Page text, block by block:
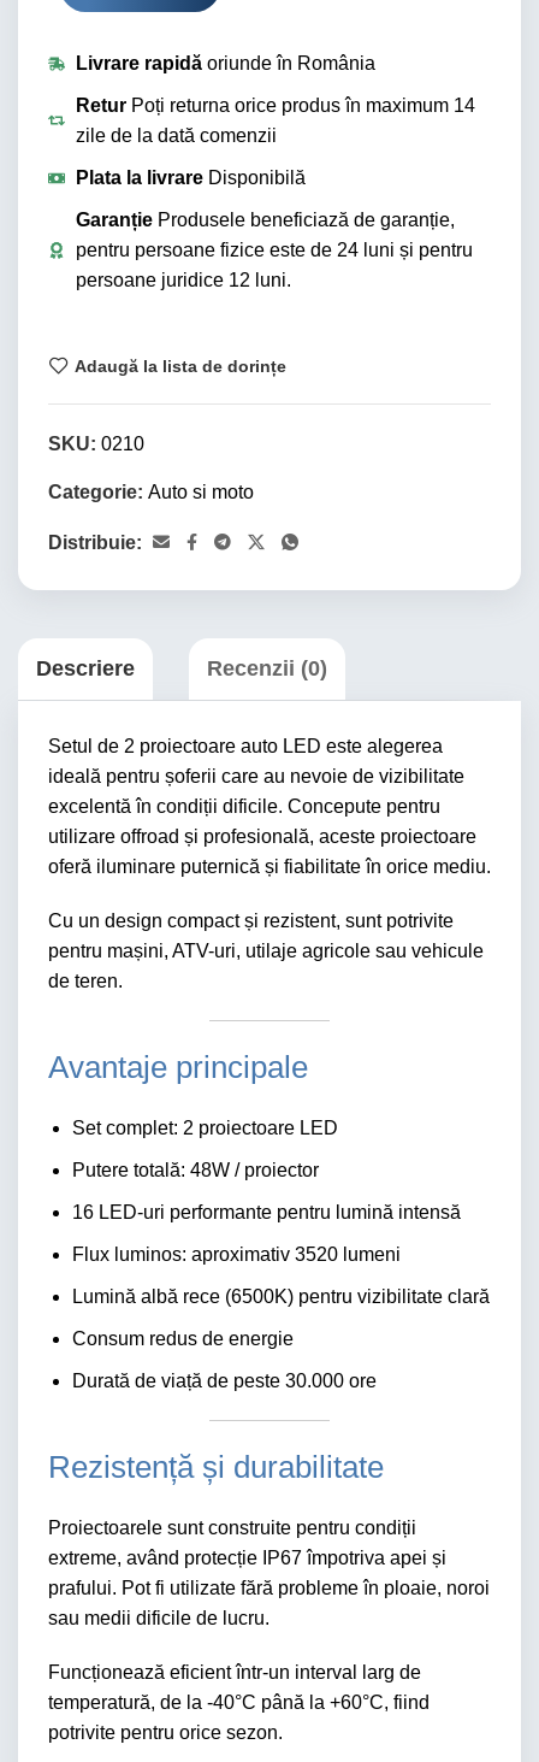
Livrare rapidăoriunde în România
ReturPoți returna orice produs în maximum 14
zile de la dată comenzii
Plata la livrareDisponibilă
Garanție Produsele beneficiază de garanție,
pentru persoane fizice este de 24 luni și pentru
persoane juridice 12 luni.
Adaugă la lista de dorințe
SKU: 0210
Categorie: Auto si moto
Distribuie:
Descriere Recenzii (0)
Setul de 2 proiectoare auto LED este alegerea
ideală pentru șoferii care au nevoie de vizibilitate
excelentă în condiții dificile. Concepute pentru
utilizare offroad și profesională, aceste proiectoare
oferă iluminare puternică și fiabilitate în orice mediu.
Cu un design compact și rezistent, sunt potrivite
pentru mașini, ATV-uri, utilaje agricole sau vehicule
de teren.
Avantaje principale
Set complet: 2 proiectoare LED
Putere totală: 48W / proiector
16 LED-uri performante pentru lumină intensă
Flux luminos: aproximativ 3520 lumeni
Lumină albă rece (6500K) pentru vizibilitate clară
Consum redus de energie
Durată de viață de peste 30.000 ore
Rezistență și durabilitate
Proiectoarele sunt construite pentru condiții
extreme, având protecție IP67 împotriva apei și
prafului. Pot fi utilizate fără probleme în ploaie, noroi
sau medii dificile de lucru.
Funcționează eficient într-un interval larg de
temperatură, de la -40°C până la +60°C, fiind
potrivite pentru orice sezon.